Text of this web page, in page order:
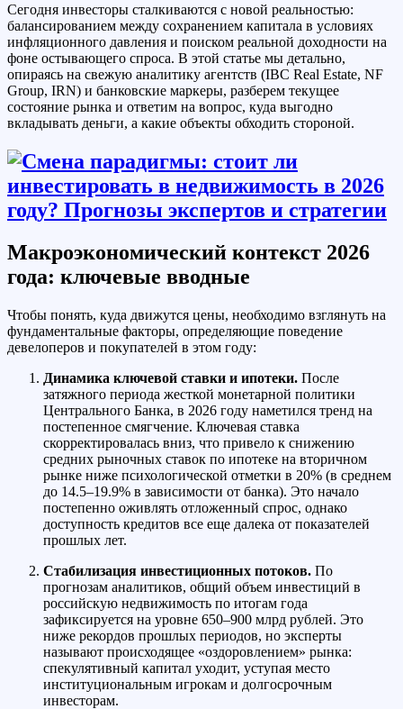
Сегодня инвесторы сталкиваются с новой реальностью:
балансированием между сохранением капитала в условиях
инфляционного давления и поиском реальной доходности на
фоне остывающего спроса. В этой статье мы детально,
опираясь на свежую аналитику агентств (IBC Real Estate, NF
Group, IRN) и банковские маркеры, разберем текущее
состояние рынка и ответим на вопрос, куда выгодно
вкладывать деньги, а какие объекты обходить стороной.
Макроэкономический контекст 2026
года: ключевые вводные
Чтобы понять, куда движутся цены, необходимо взглянуть на
фундаментальные факторы, определяющие поведение
девелоперов и покупателей в этом году:
Динамика ключевой ставки и ипотеки. После
затяжного периода жесткой монетарной политики
Центрального Банка, в 2026 году наметился тренд на
постепенное смягчение. Ключевая ставка
скорректировалась вниз, что привело к снижению
средних рыночных ставок по ипотеке на вторичном
рынке ниже психологической отметки в 20% (в среднем
до 14.5–19.9% в зависимости от банка). Это начало
постепенно оживлять отложенный спрос, однако
доступность кредитов все еще далека от показателей
прошлых лет.
Стабилизация инвестиционных потоков. По
прогнозам аналитиков, общий объем инвестиций в
российскую недвижимость по итогам года
зафиксируется на уровне 650–900 млрд рублей. Это
ниже рекордов прошлых периодов, но эксперты
называют происходящее «оздоровлением» рынка:
спекулятивный капитал уходит, уступая место
институциональным игрокам и долгосрочным
инвесторам.